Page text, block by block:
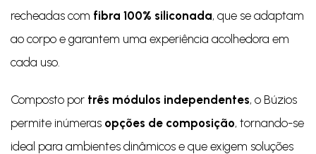
recheadas com fibra 100% siliconada, que se adaptam
ao corpo e garantem uma experiência acolhedora em
cada uso.
Composto por três módulos independentes, o Búzios
permite inúmeras opções de composição, tornando-se
ideal para ambientes dinâmicos e que exigem soluções